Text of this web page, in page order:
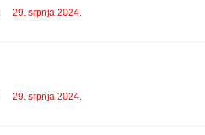
29. srpnja 2024.
29. srpnja 2024.